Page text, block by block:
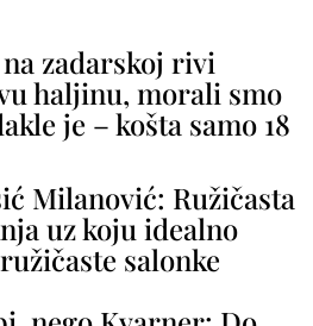
zadarskoj rivi
haljinu, morali smo
je – košta samo 18
Milanović: Ružičasta
uz koju idealno
salonke